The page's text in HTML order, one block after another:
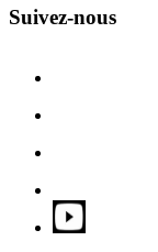
Suivez-nous